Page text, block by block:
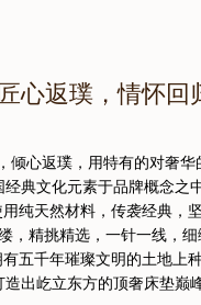
匠心返璞，情怀回
倾心返璞，用特有的对奢
经典文化元素于品牌概念之中
纯天然材料，传袭经典，
，精挑精选，一针一线，细
五千年璀璨文明的土地上
造出屹立东方的顶奢床垫巅